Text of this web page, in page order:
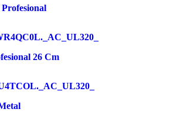
Profesional
26 Cm